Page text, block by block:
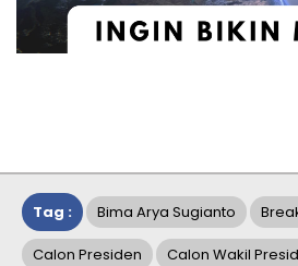
Tag : Bima Arya Sugianto
Calon Presiden Calon Wakil